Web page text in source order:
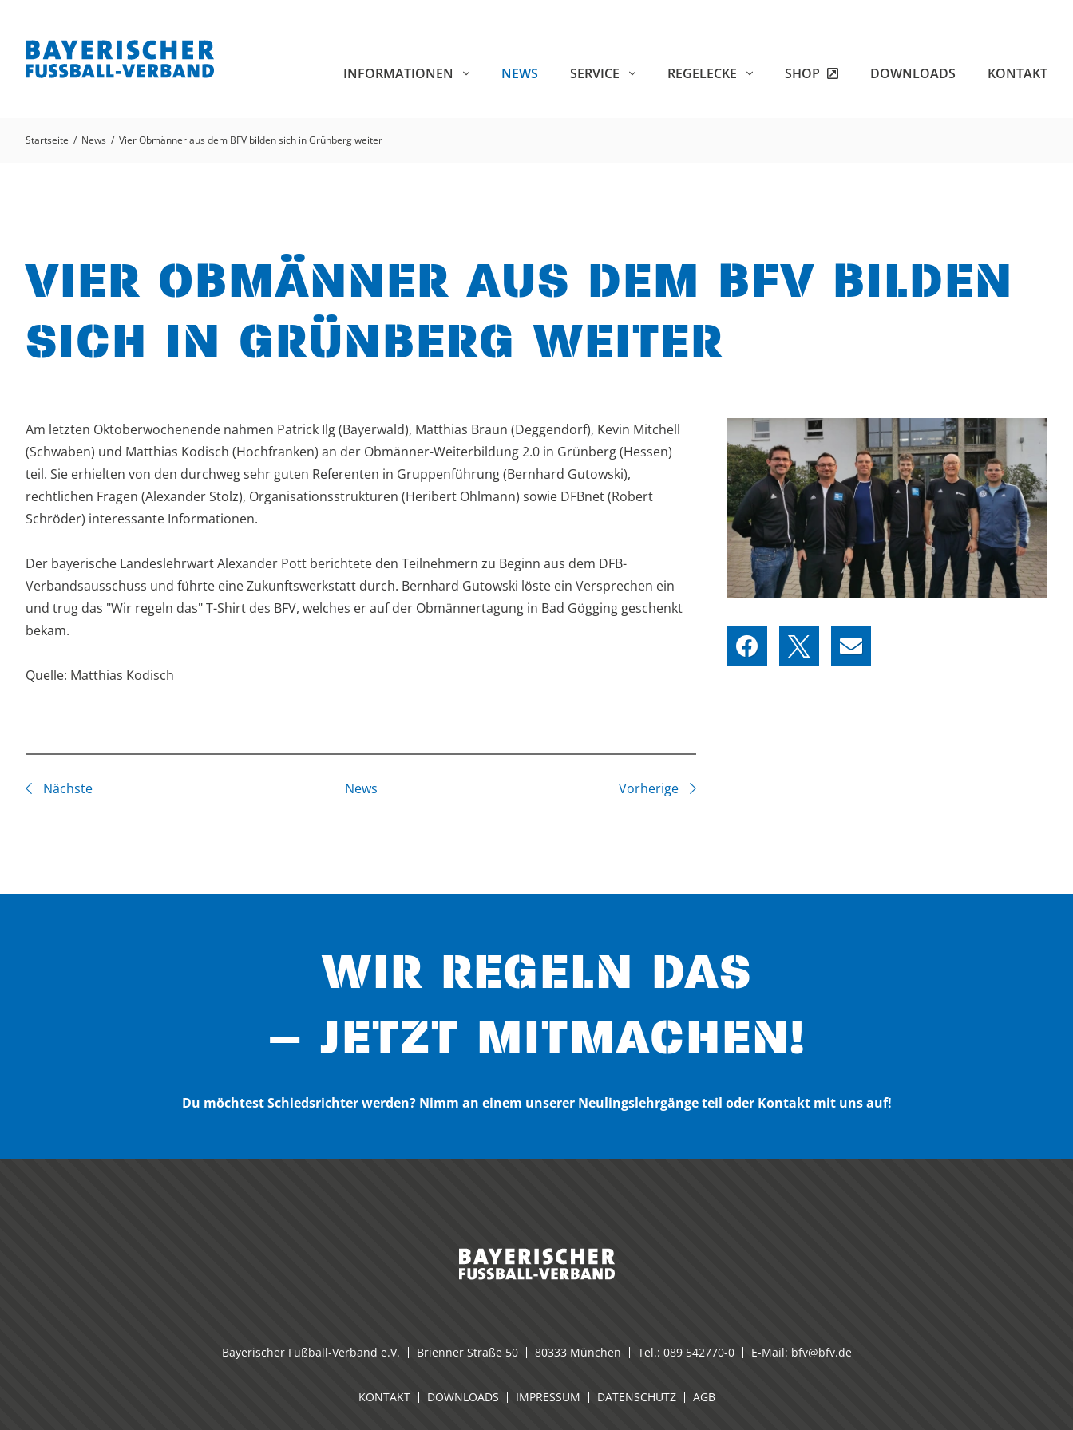
INFORMATIONEN NEWS SERVICE REGELECKE SHOP DOWNLOADS KONTAKT
Startseite News Vier Obmänner aus dem BFV bilden sich in Grünberg weiter
VIER OBMÄNNER AUS DEM BFV BILDEN
SICH IN GRÜNBERG WEITER
Am letzten Oktoberwochenende nahmen Patrick Ilg (Bayerwald), Matthias Braun (Deggendorf), Kevin Mitchell
(Schwaben) und Matthias Kodisch (Hochfranken) an der Obmänner-Weiterbildung 2.0 in Grünberg (Hessen)
teil. Sie erhielten von den durchweg sehr guten Referenten in Gruppenführung (Bernhard Gutowski),
rechtlichen Fragen (Alexander Stolz), Organisationsstrukturen (Heribert Ohlmann) sowie DFBnet (Robert
Schröder) interessante Informationen.
Der bayerische Landeslehrwart Alexander Pott berichtete den Teilnehmern zu Beginn aus dem DFB-
Verbandsausschuss und führte eine Zukunftswerkstatt durch. Bernhard Gutowski löste ein Versprechen ein
und trug das "Wir regeln das" T-Shirt des BFV, welches er auf der Obmännertagung in Bad Gögging geschenkt
bekam.
Quelle: Matthias Kodisch
Nächste News Vorherige
WIR REGELN DAS
– JETZT MITMACHEN!
Du möchtest Schiedsrichter werden? Nimm an einem unserer Neulingslehrgängeteil oder Kontaktmit uns auf!
Bayerischer Fußball-Verband e.V. Brienner Straße 50 80333 München Tel.: 089 542770-0 E-Mail: bfv@bfv.de
KONTAKT DOWNLOADS IMPRESSUM DATENSCHUTZ AGB